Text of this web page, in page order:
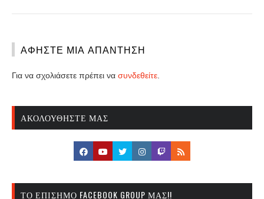
ΑΦΉΣΤΕ ΜΙΑ ΑΠΆΝΤΗΣΗ
Για να σχολιάσετε πρέπει να συνδεθείτε
ΑΚΟΛΟΥΘΉΣΤΕ ΜΑΣ
ΤΟ ΕΠΊΣΗΜΟ FACEBOOK GROUP ΜΑΣ!!